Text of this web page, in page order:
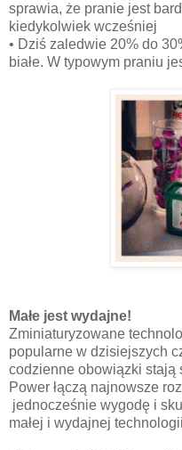
sprawia, że pranie jest
kiedykolwiek wcześniej
• Dziś zaledwie 20% do
białe. W typowym praniu
Małe jest wydajne!
Zminiaturyzowane
popularne w dzisiejszych
codzienne obowiązki stają
Power łączą najnowsze
jednocześnie wygodę i
małej i wydajnej